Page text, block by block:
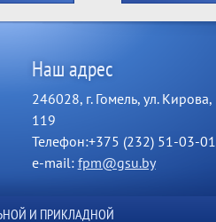
Наш адрес
246028, г. Гомель, ул. Кирова,
119
Телефон:+375 (232) 51-03-01
e-mail: fpm@gsu.by
И ПРИКЛАДНОЙ